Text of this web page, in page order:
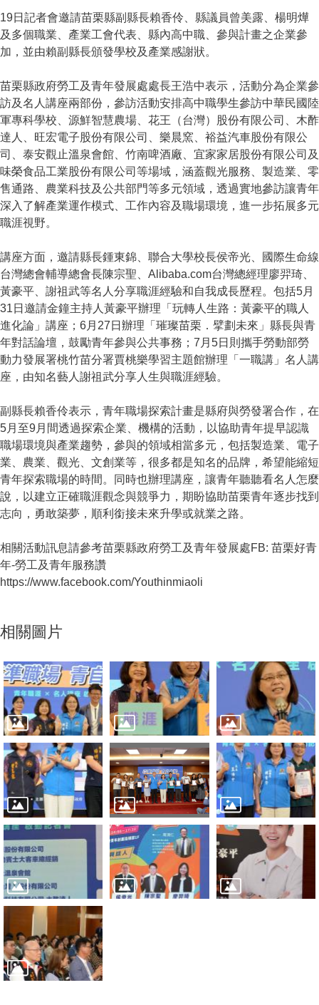
19日記者會邀請苗栗縣副縣長賴香伶、縣議員曾美露、楊明燁
及多個職業、產業工會代表、縣內高中職、參與計畫之企業參
加，並由賴副縣長頒發學校及產業感謝狀。
苗栗縣政府勞工及青年發展處處長王浩中表示，活動分為企業參
訪及名人講座兩部份，參訪活動安排高中職學生參訪中華民國陸
軍專科學校、源鮮智慧農場、花王（台灣）股份有限公司、木酢
達人、旺宏電子股份有限公司、樂晨窯、裕益汽車股份有限公
司、泰安觀止溫泉會館、竹南啤酒廠、宜家家居股份有限公司及
味榮食品工業股份有限公司等場域，涵蓋觀光服務、製造業、零
售通路、農業科技及公共部門等多元領域，透過實地參訪讓青年
深入了解產業運作模式、工作內容及職場環境，進一步拓展多元
職涯視野。
講座方面，邀請縣長鍾東錦、聯合大學校長侯帝光、國際生命線
台灣總會輔導總會長陳宗聖、Alibaba.com台灣總經理廖羿琦、
黃豪平、謝祖武等名人分享職涯經驗和自我成長歷程。包括5月
31日邀請金鐘主持人黃豪平辦理「玩轉人生路：黃豪平的職人
進化論」講座；6月27日辦理「璀璨苗栗．擘劃未來」縣長與青
年對話論壇，鼓勵青年參與公共事務；7月5日則攜手勞動部勞
動力發展署桃竹苗分署賈桃樂學習主題館辦理「一職講」名人講
座，由知名藝人謝祖武分享人生與職涯經驗。
副縣長賴香伶表示，青年職場探索計畫是縣府與勞發署合作，在
5月至9月間透過探索企業、機構的活動，以協助青年提早認識
職場環境與產業趨勢，參與的領域相當多元，包括製造業、電子
業、農業、觀光、文創業等，很多都是知名的品牌，希望能縮短
青年探索職場的時間。同時也辦理講座，讓青年聽聽看名人怎麼
說，以建立正確職涯觀念與競爭力，期盼協助苗栗青年逐步找到
志向，勇敢築夢，順利銜接未來升學或就業之路。
相關活動訊息請參考苗栗縣政府勞工及青年發展處FB: 苗栗好青
年-勞工及青年服務讚
https://www.facebook.com/Youthinmiaoli
相關圖片